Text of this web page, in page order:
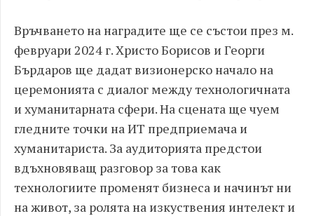
Връчването на наградите ще се състои през м.
февруари 2024 г. Христо Борисов и Георги
Бърдаров ще дадат визионерско начало на
церемонията с диалог между технологичната
и хуманитарната сфери. На сцената ще чуем
гледните точки на ИТ предприемача и
хуманитариста. За аудиторията предстои
вдъхновяващ разговор за това как
технологиите променят бизнеса и начинът ни
на живот, за ролята на изкуствения интелект и